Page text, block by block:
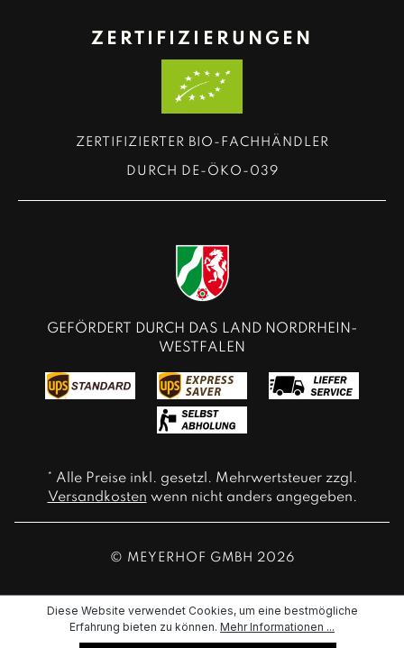
ZERTIFIZIERUNGEN
ZERTIFIZIERTER BIO-FACHHÄNDLER
DURCH DE-ÖKO-039
GEFÖRDERT DURCH DAS LAND NORDRHEIN-
WESTFALEN
* Alle Preise inkl. gesetzl. Mehrwertsteuer zzgl.
Versandkosten wenn nicht anders angegeben.
© MEYERHOF GMBH 2026
Diese Website verwendet Cookies, um eine bestmögliche
Erfahrung bieten zu können. Mehr Informationen ...